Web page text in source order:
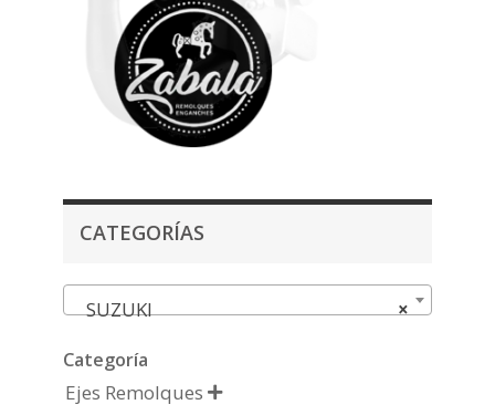
CATEGORÍAS
×
SUZUKI
Categoría
Ejes Remolques 